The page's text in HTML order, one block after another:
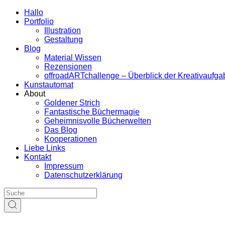
Hallo
Portfolio
Illustration
Gestaltung
Blog
Material Wissen
Rezensionen
offroadARTchallenge – Überblick der
Kunstautomat
About
Goldener Strich
Fantastische Büchermagie
Geheimnisvolle Bücherwelten
Das Blog
Kooperationen
Liebe Links
Kontakt
Impressum
Datenschutzerklärung